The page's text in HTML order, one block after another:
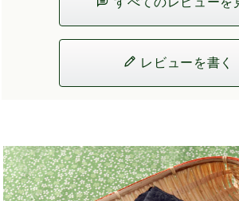
レビューを書く